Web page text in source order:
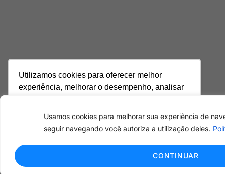
Utilizamos cookies para oferecer melhor
experiência, melhorar o desempenho, analisar
concorda com o uso de cookies.
Saiba mais
Usamos cookies para melhorar sua experiência de
seguir navegando você autoriza a utilização deles.
CONTINUAR